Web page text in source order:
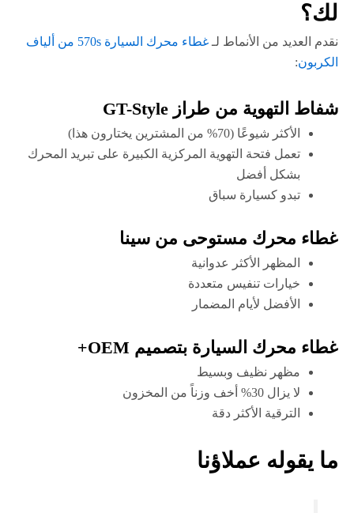
لك؟
نقدم العديد من الأنماط لـ
غطاء محرك السيارة 570s من ألياف
الكربون:
شفاط التهوية من طراز GT-Style
الأكثر شيوعًا (70% من المشترين يختارون هذا)
تعمل فتحة التهوية المركزية الكبيرة على تبريد المحرك
بشكل أفضل
تبدو كسيارة سباق
غطاء محرك مستوحى من سينا
المظهر الأكثر عدوانية
خيارات تنفيس متعددة
الأفضل لأيام المضمار
غطاء محرك السيارة بتصميم OEM+
مظهر نظيف وبسيط
لا يزال 30% أخف وزناً من المخزون
الترقية الأكثر دقة
ما يقوله عملاؤنا